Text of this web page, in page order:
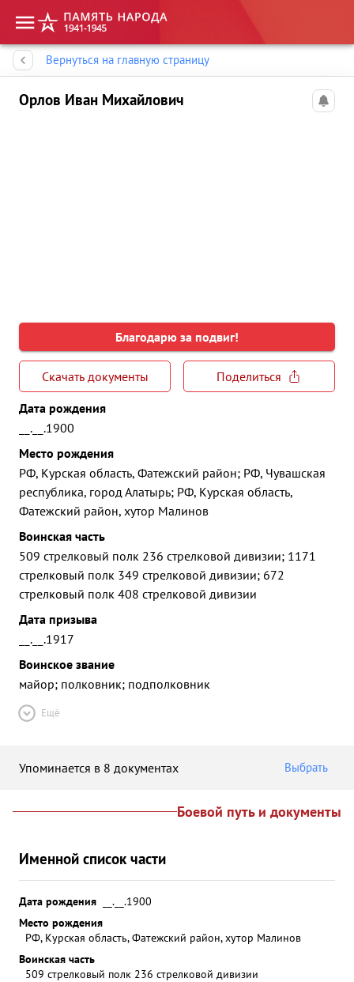
Вернуться на главную страницу
Орлов Иван Михайлович
Благодарю за подвиг!
Скачать документы
Поделиться
Дата рождения
__.__.1900
Место рождения
РФ, Курская область, Фатежский район; РФ, Чувашская
республика, город Алатырь; РФ, Курская область,
Фатежский район, хутор Малинов
Воинская часть
509 стрелковый полк 236 стрелковой дивизии; 1171
стрелковый полк 349 стрелковой дивизии; 672
стрелковый полк 408 стрелковой дивизии
Дата призыва
__.__.1917
Воинское звание
майор; полковник; подполковник
Ещё
Упоминается в 8 документах Выбрать
Боевой путь и документы
Именной список части
Дата рождения
__.__.1900
Место рождения
РФ, Курская область, Фатежский район, хутор Малинов
Воинская часть
509 стрелковый полк 236 стрелковой дивизии
Память народа